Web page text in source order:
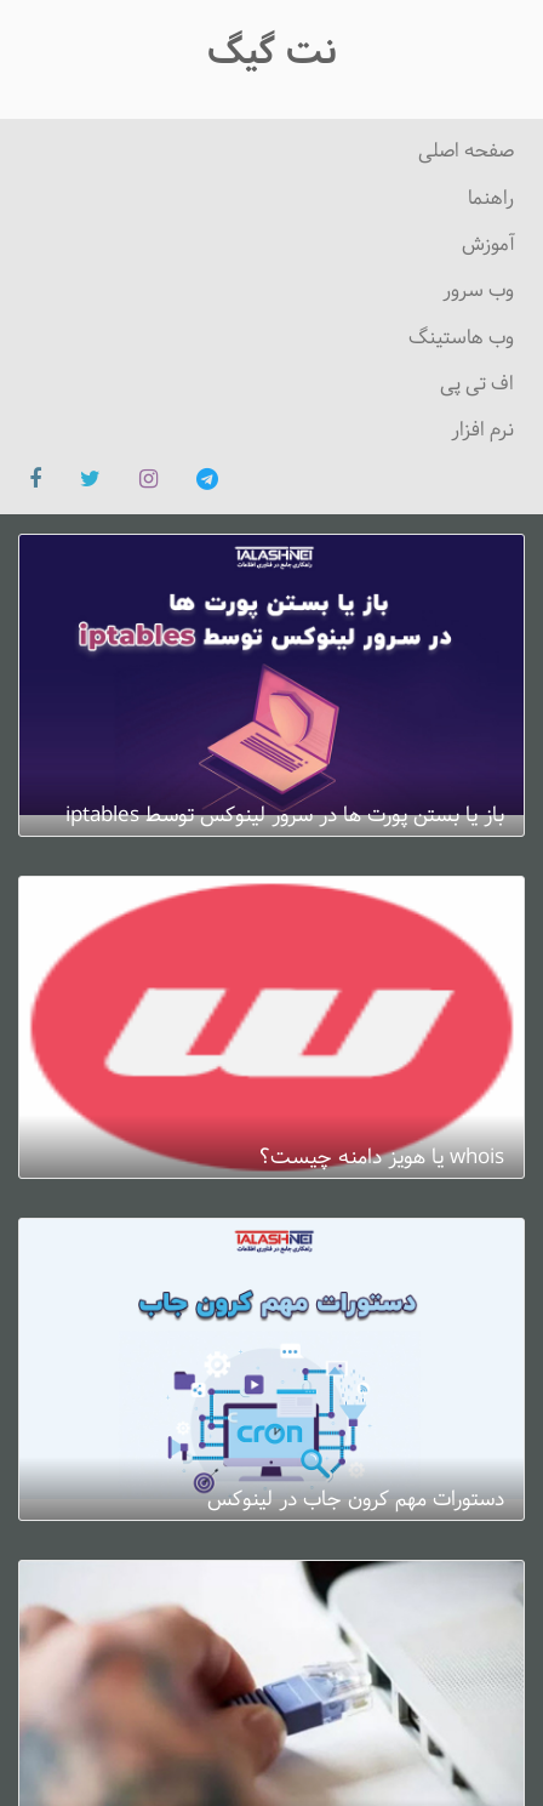
نت گیگ
صفحه اصلی
راهنما
آموزش
وب سرور
وب هاستینگ
اف تی پی
نرم افزار
باز یا بستن پورت ها در سرور لینوکس توسط iptables
whois یا هویز دامنه چیست؟
دستورات مهم کرون جاب در لینوکس